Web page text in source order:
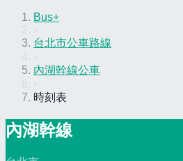
Bus+
台北市公車路線
內湖幹線公車
時刻表
內湖幹線